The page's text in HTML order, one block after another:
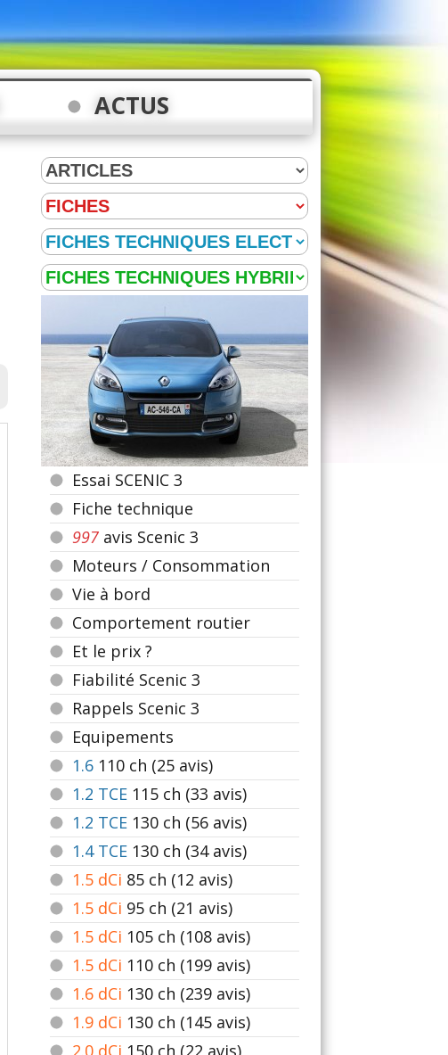
ACTUS
Essai SCENIC 3
Fiche technique
997 avis Scenic 3
Moteurs / Consommation
Vie à bord
Comportement routier
Et le prix ?
Fiabilité Scenic 3
Rappels Scenic 3
Equipements
1.6 110 ch (25 avis)
1.2 TCE 115 ch (33 avis)
1.2 TCE 130 ch (56 avis)
1.4 TCE 130 ch (34 avis)
1.5 dCi 85 ch (12 avis)
1.5 dCi 95 ch (21 avis)
1.5 dCi 105 ch (108 avis)
1.5 dCi 110 ch (199 avis)
1.6 dCi 130 ch (239 avis)
1.9 dCi 130 ch (145 avis)
2.0 dCi 150 ch (22 avis)